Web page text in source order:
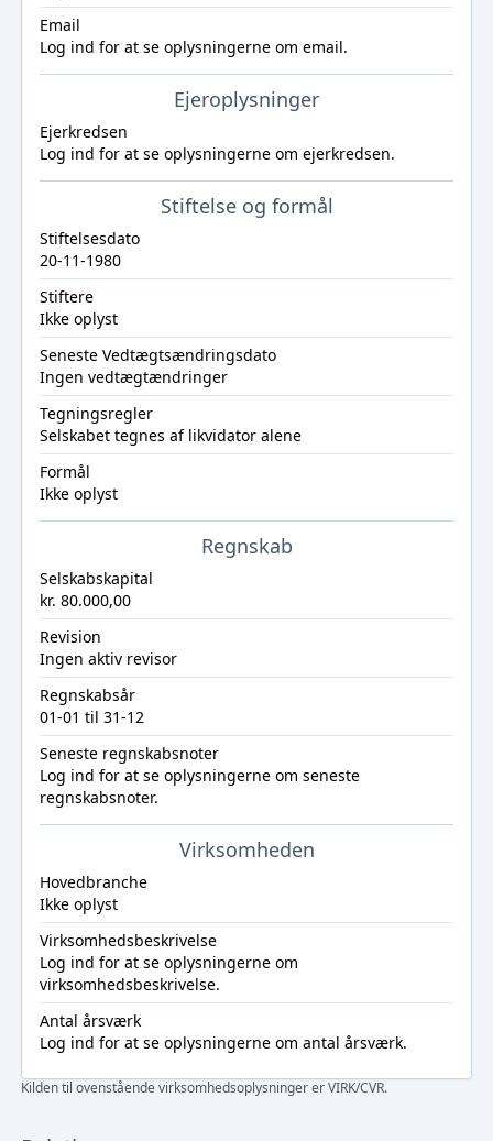
Email
Log ind for at se oplysningerne om email.
Ejeroplysninger
Ejerkredsen
Log ind for at se oplysningerne om ejerkredsen.
Stiftelse og formål
Stiftelsesdato
20-11-1980
Stiftere
Ikke oplyst
Seneste Vedtægtsændringsdato
Ingen vedtægtændringer
Tegningsregler
Selskabet tegnes af likvidator alene
Formål
Ikke oplyst
Regnskab
Selskabskapital
kr. 80.000,00
Revision
Ingen aktiv revisor
Regnskabsår
01-01 til 31-12
Seneste regnskabsnoter
Log ind for at se oplysningerne om seneste
regnskabsnoter.
Virksomheden
Hovedbranche
Ikke oplyst
Virksomhedsbeskrivelse
Log ind for at se oplysningerne om
virksomhedsbeskrivelse.
Antal årsværk
Log ind for at se oplysningerne om antal årsværk.
Kilden til ovenstående virksomhedsoplysninger er VIRK/CVR.